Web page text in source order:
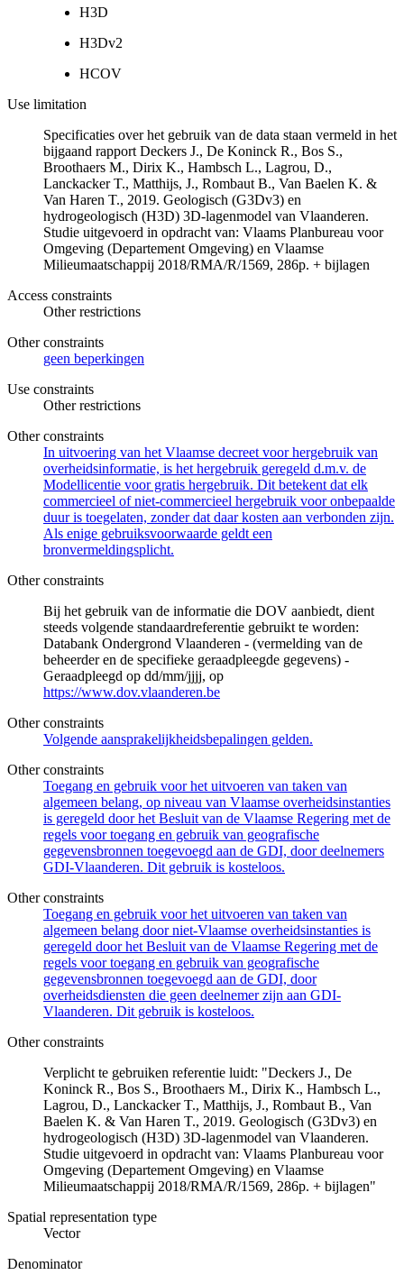
H3D
H3Dv2
HCOV
Use limitation
Specificaties over het gebruik van de data staan vermeld in het
bijgaand rapport Deckers J., De Koninck R., Bos S.,
Broothaers M., Dirix K., Hambsch L., Lagrou, D.,
Lanckacker T., Matthijs, J., Rombaut B., Van Baelen K. &
Van Haren T., 2019. Geologisch (G3Dv3) en
hydrogeologisch (H3D) 3D-lagenmodel van Vlaanderen.
Studie uitgevoerd in opdracht van: Vlaams Planbureau voor
Omgeving (Departement Omgeving) en Vlaamse
Milieumaatschappij 2018/RMA/R/1569, 286p. + bijlagen
Access constraints
Other restrictions
Other constraints
geen beperkingen
Use constraints
Other restrictions
Other constraints
In uitvoering van het Vlaamse decreet voor hergebruik van
overheidsinformatie, is het hergebruik geregeld d.m.v. de
Modellicentie voor gratis hergebruik. Dit betekent dat elk
commercieel of niet-commercieel hergebruik voor onbepaalde
duur is toegelaten, zonder dat daar kosten aan verbonden zijn.
Als enige gebruiksvoorwaarde geldt een
bronvermeldingsplicht.
Other constraints
Bij het gebruik van de informatie die DOV aanbiedt, dient
steeds volgende standaardreferentie gebruikt te worden:
Databank Ondergrond Vlaanderen - (vermelding van de
beheerder en de specifieke geraadpleegde gegevens) -
Geraadpleegd op dd/mm/jjjj, op
https://www.dov.vlaanderen.be
Other constraints
Volgende aansprakelijkheidsbepalingen gelden.
Other constraints
Toegang en gebruik voor het uitvoeren van taken van
algemeen belang, op niveau van Vlaamse overheidsinstanties
is geregeld door het Besluit van de Vlaamse Regering met de
regels voor toegang en gebruik van geografische
gegevensbronnen toegevoegd aan de GDI, door deelnemers
GDI-Vlaanderen. Dit gebruik is kosteloos.
Other constraints
Toegang en gebruik voor het uitvoeren van taken van
algemeen belang door niet-Vlaamse overheidsinstanties is
geregeld door het Besluit van de Vlaamse Regering met de
regels voor toegang en gebruik van geografische
gegevensbronnen toegevoegd aan de GDI, door
overheidsdiensten die geen deelnemer zijn aan GDI-
Vlaanderen. Dit gebruik is kosteloos.
Other constraints
Verplicht te gebruiken referentie luidt: "Deckers J., De
Koninck R., Bos S., Broothaers M., Dirix K., Hambsch L.,
Lagrou, D., Lanckacker T., Matthijs, J., Rombaut B., Van
Baelen K. & Van Haren T., 2019. Geologisch (G3Dv3) en
hydrogeologisch (H3D) 3D-lagenmodel van Vlaanderen.
Studie uitgevoerd in opdracht van: Vlaams Planbureau voor
Omgeving (Departement Omgeving) en Vlaamse
Milieumaatschappij 2018/RMA/R/1569, 286p. + bijlagen"
Spatial representation type
Vector
Denominator